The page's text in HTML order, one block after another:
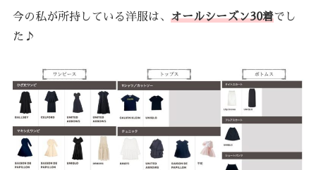
今の私が所持している洋服は、オールシーズン30着でし
た♪